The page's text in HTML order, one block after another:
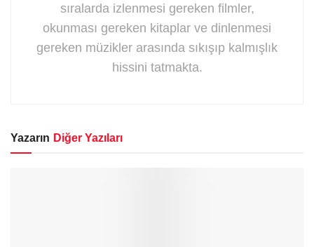
sıralarda izlenmesi gereken filmler,
okunması gereken kitaplar ve dinlenmesi
gereken müzikler arasında sıkışıp kalmışlık
hissini tatmakta.
Yazarın Diğer Yazıları